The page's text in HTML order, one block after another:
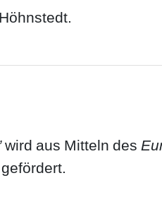
wird aus Mitteln des